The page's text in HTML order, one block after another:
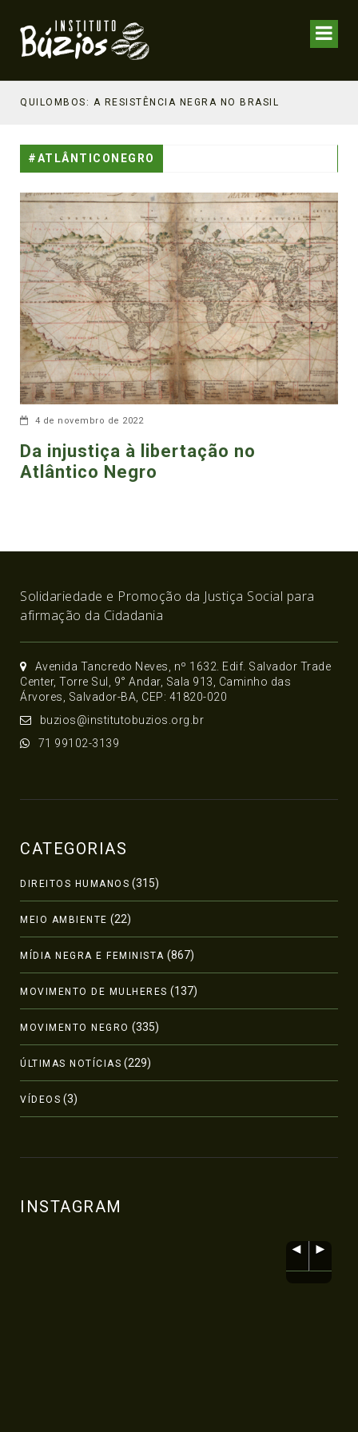
QUILOMBOS: A RESISTÊNCIA NEGRA NO BRASIL
#ATLÂNTICONEGRO
4 de novembro de 2022
Da injustiça à libertação no
Atlântico Negro
Solidariedade e Promoção da Justiça Social para
afirmação da Cidadania
Avenida Tancredo Neves, nº 1632. Edif. Salvador Trade
Center, Torre Sul, 9° Andar, Sala 913, Caminho das
Árvores, Salvador-BA, CEP: 41820-020
buzios@institutobuzios.org.br
71 99102-3139
CATEGORIAS
DIREITOS HUMANOS (315)
MEIO AMBIENTE (22)
MÍDIA NEGRA E FEMINISTA (867)
MOVIMENTO DE MULHERES (137)
MOVIMENTO NEGRO (335)
ÚLTIMAS NOTÍCIAS (229)
VÍDEOS (3)
INSTAGRAM